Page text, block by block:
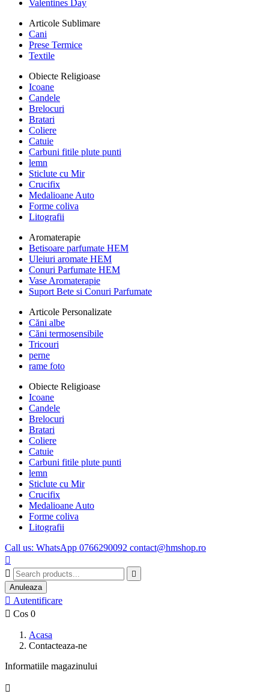
Valentines Day
Articole Sublimare
Cani
Prese Termice
Textile
Obiecte Religioase
Icoane
Candele
Brelocuri
Bratari
Coliere
Catuie
Carbuni fitile plute punti
lemn
Sticlute cu Mir
Crucifix
Medalioane Auto
Forme coliva
Litografii
Aromaterapie
Betisoare parfumate HEM
Uleiuri aromate HEM
Conuri Parfumate HEM
Vase Aromaterapie
Suport Bete si Conuri Parfumate
Articole Personalizate
Căni albe
Căni termosensibile
Tricouri
perne
rame foto
Obiecte Religioase
Icoane
Candele
Brelocuri
Bratari
Coliere
Catuie
Carbuni fitile plute punti
lemn
Sticlute cu Mir
Crucifix
Medalioane Auto
Forme coliva
Litografii
Call us: WhatsApp 0766290092 contact@hmshop.ro



Anuleaza
 Autentificare
 Cos 0
Acasa
Contacteaza-ne
Informatiile magazinului
